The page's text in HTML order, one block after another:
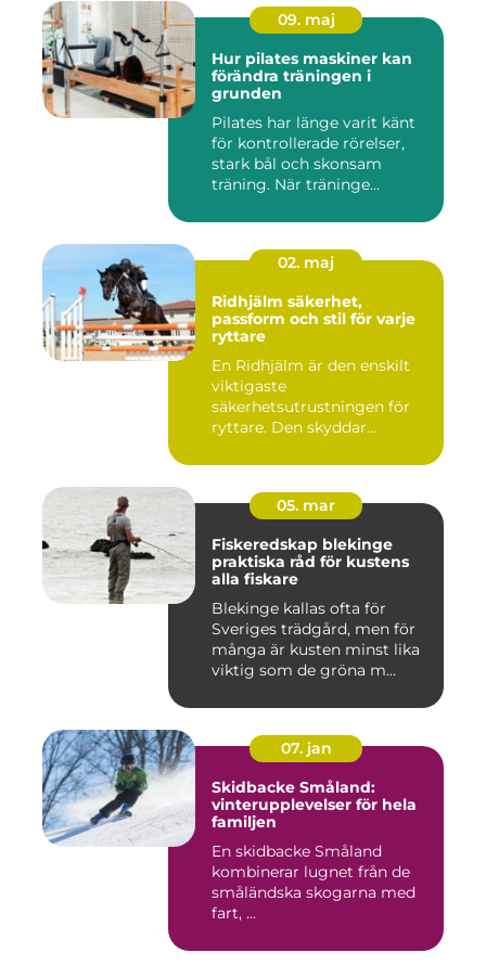
09. maj
Hur pilates maskiner kan
förändra träningen i
grunden
Pilates har länge varit känt
för kontrollerade rörelser,
stark bål och skonsam
träning. När träninge...
02. maj
Ridhjälm säkerhet,
passform och stil för varje
ryttare
En Ridhjälm är den enskilt
viktigaste
säkerhetsutrustningen för
ryttare. Den skyddar
05. mar
Fiskeredskap blekinge
praktiska råd för kustens
alla fiskare
Blekinge kallas ofta för
Sveriges trädgård, men för
många är kusten minst lika
viktig som de gröna m...
07. jan
Skidbacke Småland:
vinterupplevelser för hela
familjen
En skidbacke Småland
kombinerar lugnet från de
småländska skogarna med
fart, ...